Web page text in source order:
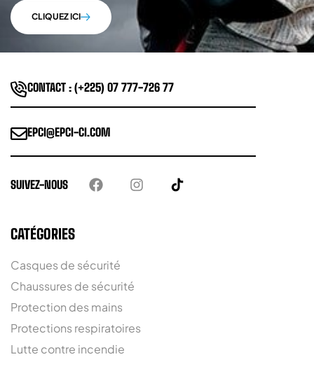
CLIQUEZ ICI
CONTACT : (+225) 07 777-726 77
EPCI@EPCI-CI.COM
SUIVEZ-NOUS
CATÉGORIES
Casques de sécurité
Chaussures de sécurité
Protection des mains
Protections respiratoires
Lutte contre incendie